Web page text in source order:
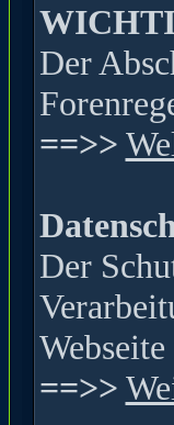
Der
==>>
Der
==>>